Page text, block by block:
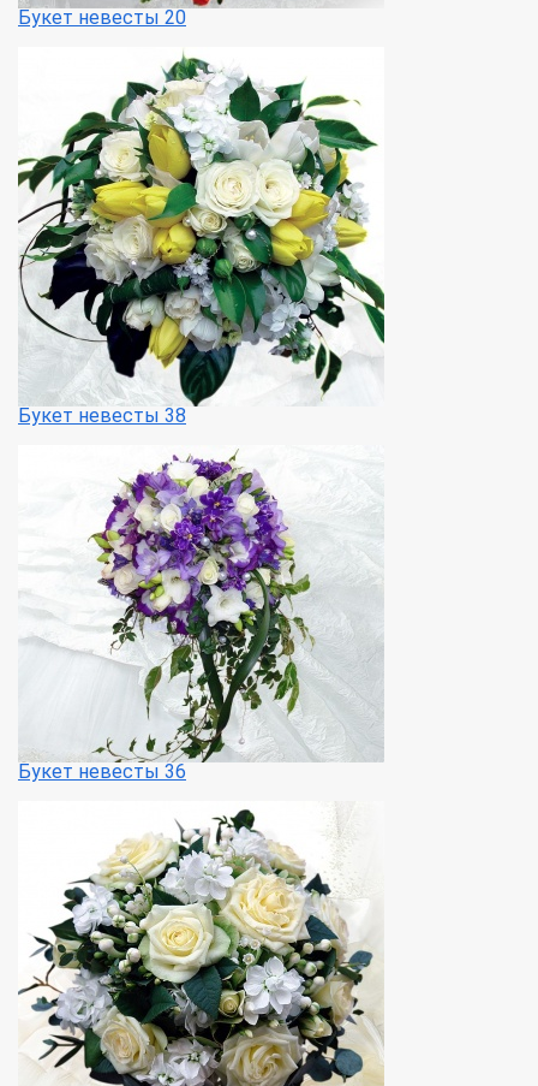
Букет невесты 20
Букет невесты 38
Букет невесты 36